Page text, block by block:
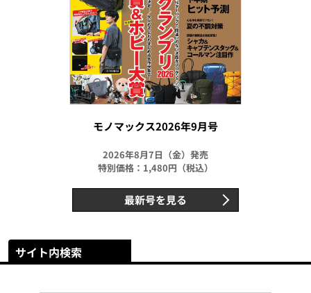
モノマックス2026年9月号
2026年8月7日（金）発売
特別価格：1,480円（税込）
最新号を見る
サイト内検索